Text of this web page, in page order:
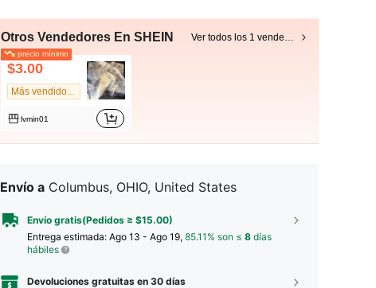
Otros Vendedores En SHEIN Ver todos los 1 vendedores
precio mínimo
$3.00
lvmin01
Envío a Columbus, OHIO, United States
Envío gratis(Pedidos ≥ $15.00)
Entrega estimada: Ago 13 - Ago 19, 85.11% son ≤ 8 días
hábiles
Devoluciones gratuitas en 30 días